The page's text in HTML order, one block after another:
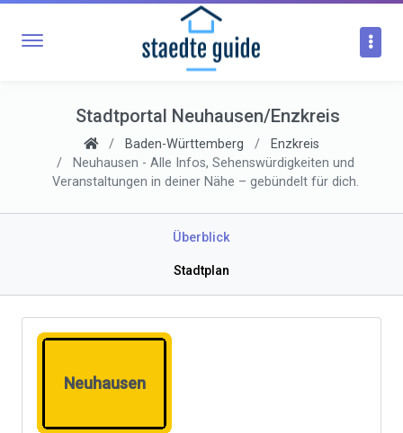
Stadtportal Neuhausen/Enzkreis
Baden-Württemberg
Enzkreis
Neuhausen - Alle Infos, Sehenswürdigkeiten und
Veranstaltungen in deiner Nähe – gebündelt für dich.
Überblick
Stadtplan
Neuhausen